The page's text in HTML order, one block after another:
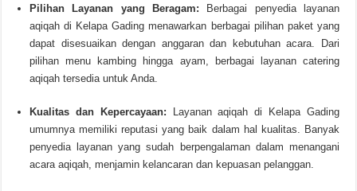
Pilihan Layanan yang Beragam: Berbagai penyedia layanan
aqiqah di Kelapa Gading menawarkan berbagai pilihan paket yang
dapat disesuaikan dengan anggaran dan kebutuhan acara. Dari
pilihan menu kambing hingga ayam, berbagai layanan catering
aqiqah tersedia untuk Anda.
Kualitas dan Kepercayaan: Layanan aqiqah di Kelapa Gading
umumnya memiliki reputasi yang baik dalam hal kualitas. Banyak
penyedia layanan yang sudah berpengalaman dalam menangani
acara aqiqah, menjamin kelancaran dan kepuasan pelanggan.